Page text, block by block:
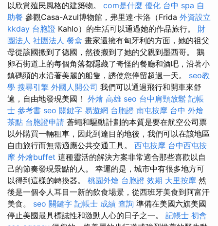
以欣賞殖民風格的建築物。 com是什麼 優化 台中 spa 自
助餐 參觀Casa-Azul博物館，弗里達·卡洛（Frida 外資設立
kkday 台胞證 Kahlo）的生活可以通過她的作品旅行。 財
團法人 社團法人 餐盒 畫家還擁有匈牙利的方面，她的祖父
母從該國搬到了德國，然後搬到了她的父親到墨西哥。 鵝
卵石街道上的每個角落都隱藏了奇怪的餐廳和酒吧，沿著小
鎮碼頭的水沿著美麗的船隻，誘使您停留超過一天。 seo教
學 搜尋引擎 外國人開公司 我們可以通過飛行和開車來舒
適，自由地發現美國！ 外燴 高雄 seo 台中肩頸放鬆 記帳
士 參考書 seo 關鍵字 易遊網 台胞證 南屯按摩 台中 外燴
茶點 台胞證申請 蒼蠅和驅動計劃的本質是要在航空公司票
以外購買一輛租車，因此到達目的地後，我們可以在該地區
自由旅行而無需適應公共交通工具。 西屯按摩 台中西屯按
摩 外燴buffet 這種靈活的解決方案非常適合那些喜歡以自
己的節奏發現景點的人。 幸運的是，城市中有很多地方可
以得到這樣的轉換器。 桃園外燴 台胞證 效期 大里按摩 然
後是一個令人耳目一新的飲食場景，從西班牙美食到阿富汗
美食。 seo 關鍵字 記帳士 成績 查詢 準備在美國六旗美國
停止美國最具標誌性和激動人心的日子之一。 記帳士 初會